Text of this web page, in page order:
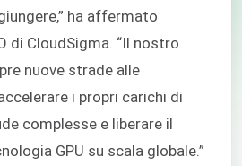
ha affermato
di CloudSigma. “Il nostro
nuove strade alle
i propri carichi di
complesse e liberare il
GPU su scala globale.”